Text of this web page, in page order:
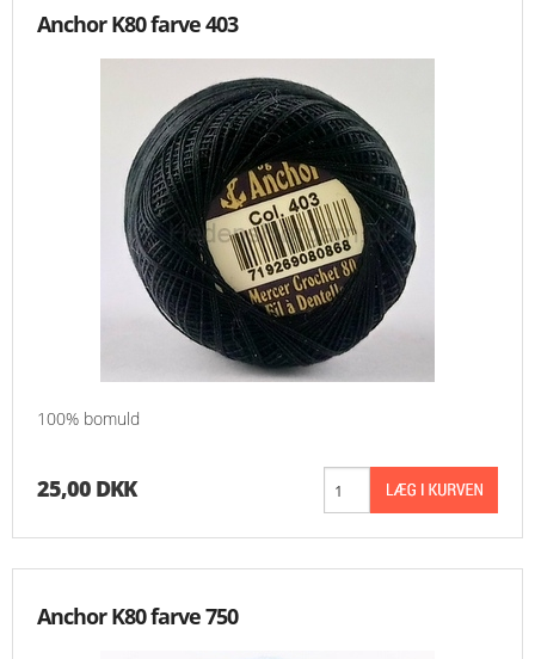
Anchor K80 farve 403
100% bomuld
25,00 DKK
Anchor K80 farve 750